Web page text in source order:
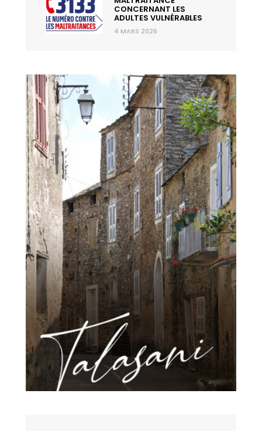
CONCERNANT LES
ADULTES VULNÉRABLES
4 MARS 2026